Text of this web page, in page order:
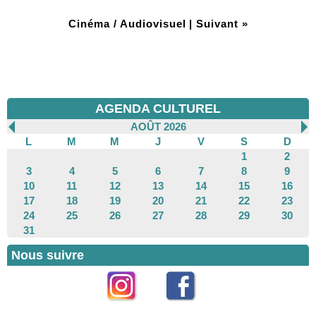
Cinéma / Audiovisuel | Suivant »
AGENDA CULTUREL
AOÛT 2026
L
M M J V S
D
1
2
3
4 5 6 7 8
9
10
11 12 13 14 15
16
17
18 19 20 21 22
23
24
25 26 27 28 29
30
31
Nous suivre